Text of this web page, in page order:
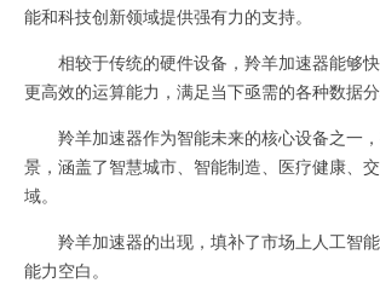
能和科技创新领域提供强有力的支持。
相较于传统的硬件设备，羚羊加速器能够
更高效的运算能力，满足当下亟需的各种数据分
羚羊加速器作为智能未来的核心设备之一
景，涵盖了智慧城市、智能制造、医疗健康、
域。
羚羊加速器的出现，填补了市场上人工智
能力空白。